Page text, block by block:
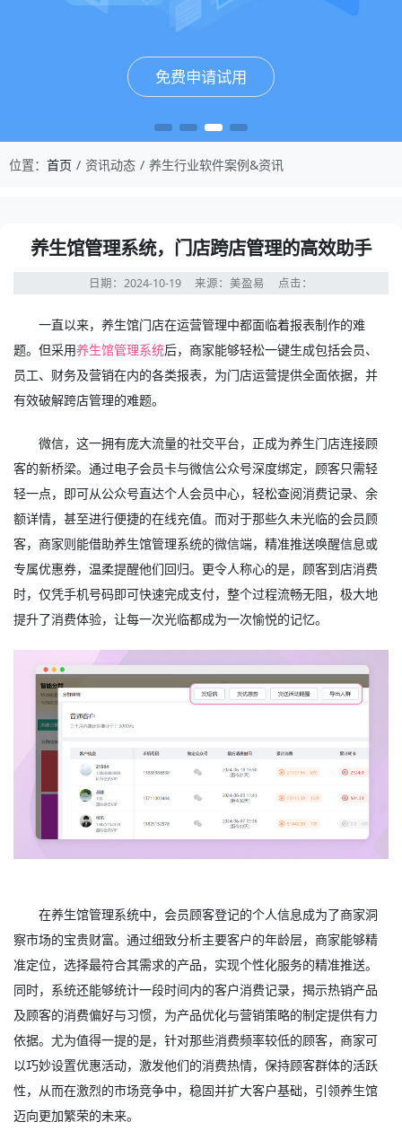
免费申请试用
免费申请试用
免费申请试用
免费申请试用
位置： 首页 资讯动态 养生行业软件案例&资讯
养生馆管理系统，门店跨店管理的高效助手
日期：2024-10-19 来源：美盈易 点击：
一直以来，养生馆门店在运营管理中都面临着报表制作的难
题。但采用养生馆管理系统后，商家能够轻松一键生成包括会员、
员工、财务及营销在内的各类报表，为门店运营提供全面依据，并
有效破解跨店管理的难题。
微信，这一拥有庞大流量的社交平台，正成为养生门店连接顾
客的新桥梁。通过电子会员卡与微信公众号深度绑定，顾客只需轻
轻一点，即可从公众号直达个人会员中心，轻松查阅消费记录、余
额详情，甚至进行便捷的在线充值。而对于那些久未光临的会员顾
客，商家则能借助养生馆管理系统的微信端，精准推送唤醒信息或
专属优惠券，温柔提醒他们回归。更令人称心的是，顾客到店消费
时，仅凭手机号码即可快速完成支付，整个过程流畅无阻，极大地
提升了消费体验，让每一次光临都成为一次愉悦的记忆。
在养生馆管理系统中，会员顾客登记的个人信息成为了商家洞
察市场的宝贵财富。通过细致分析主要客户的年龄层，商家能够精
准定位，选择最符合其需求的产品，实现个性化服务的精准推送。
同时，系统还能够统计一段时间内的客户消费记录，揭示热销产品
及顾客的消费偏好与习惯，为产品优化与营销策略的制定提供有力
依据。尤为值得一提的是，针对那些消费频率较低的顾客，商家可
以巧妙设置优惠活动，激发他们的消费热情，保持顾客群体的活跃
性，从而在激烈的市场竞争中，稳固并扩大客户基础，引领养生馆
迈向更加繁荣的未来。